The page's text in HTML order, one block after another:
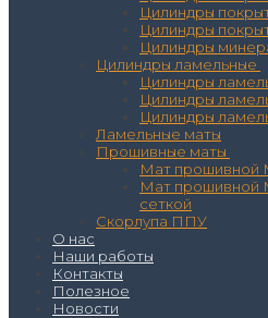
Цилиндры
Цилиндры
Цилиндры
Цилиндры ламельные
Цилиндры
Цилиндры
Цилиндры
Ламельные маты
Прошивные маты
Мат прошивной
Мат прошивной
сеткой
Скорлупа ППУ
О нас
Наши работы
Контакты
Полезное
Новости